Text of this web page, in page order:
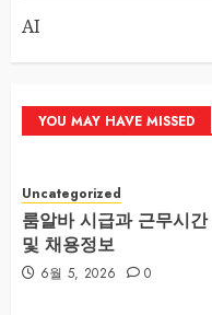
AI
YOU MAY HAVE MISSED
Uncategorized
룸알바 시급과 근무시
및 채용정보
6월 5, 2026 0